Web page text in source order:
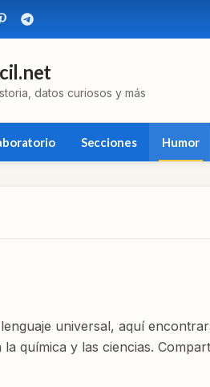
datos curiosos y más
Secciones Humor
universal, aquí
química y las ciencias.